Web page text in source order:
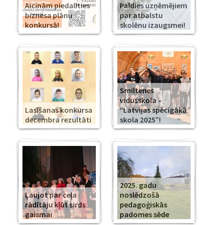
Aicinām piedalīties
biznesa plānu
konkursā!
Paldies uzņēmējiem
par atbalstu
skolēnu izaugsmei!
Lasīšanas konkursa
decembra rezultāti
Smiltenes
vidusskola –
“Latvijas spēcīgākā
skola 2025”!
Ļaujot par ceļa
rādītāju kļūt sirds
gaismai
2025. gadu
noslēdzošā
pedagoģiskās
padomes sēde